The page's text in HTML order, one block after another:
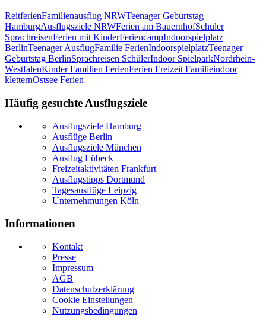
ReitferienFamilienausflug NRWTeenager Geburtstag
HamburgAusflugsziele NRWFerien am BauernhofSchüler
SprachreisenFerien mit KinderFeriencampIndoorspielplatz
BerlinTeenager AusflugFamilie FerienIndoorspielplatzTeenager
Geburtstag BerlinSprachreisen SchülerIndoor SpielparkNordrhein-
WestfalenKinder Familien FerienFerien Freizeit Familieindoor
kletternOstsee Ferien
Häufig gesuchte Ausflugsziele
Ausflugsziele Hamburg
Ausflüge Berlin
Ausflugsziele München
Ausflug Lübeck
Freizeitaktivitäten Frankfurt
Ausflugstipps Dortmund
Tagesausflüge Leipzig
Unternehmungen Köln
Informationen
Kontakt
Presse
Impressum
AGB
Datenschutzerklärung
Cookie Einstellungen
Nutzungsbedingungen